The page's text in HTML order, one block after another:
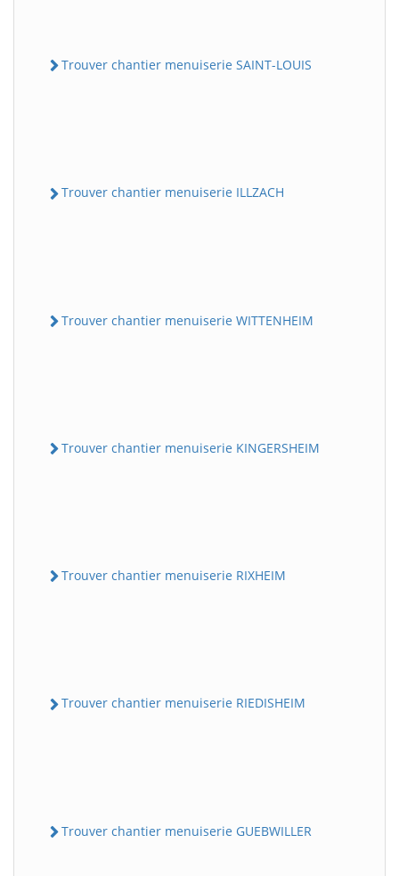
Trouver chantier menuiserie SAINT-LOUIS
Trouver chantier menuiserie ILLZACH
Trouver chantier menuiserie WITTENHEIM
Trouver chantier menuiserie KINGERSHEIM
Trouver chantier menuiserie RIXHEIM
Trouver chantier menuiserie RIEDISHEIM
Trouver chantier menuiserie GUEBWILLER